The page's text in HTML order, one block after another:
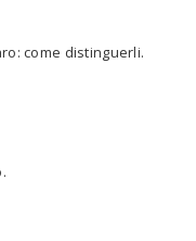
come distinguerli.